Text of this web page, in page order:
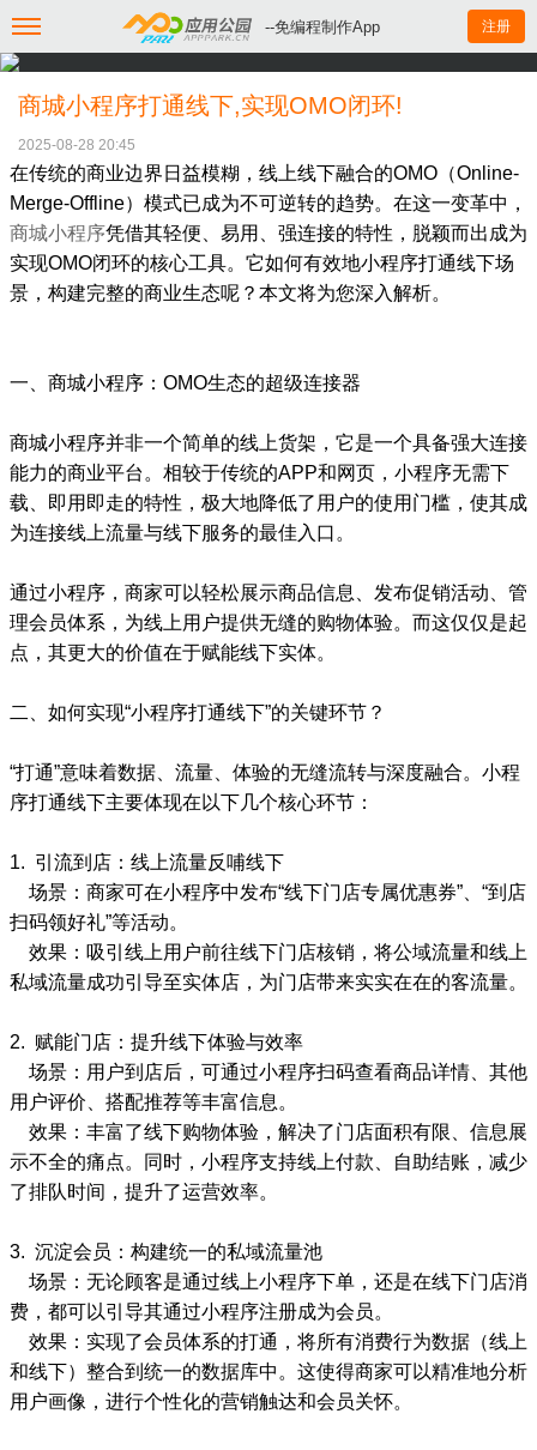
--免编程制作App 注册
商城小程序打通线下,实现OMO闭环!
2025-08-28 20:45
在传统的商业边界日益模糊，线上线下融合的OMO（Online-
Merge-Offline）模式已成为不可逆转的趋势。在这一变革中，
商城小程序凭借其轻便、易用、强连接的特性，脱颖而出成为
实现OMO闭环的核心工具。它如何有效地小程序打通线下场
景，构建完整的商业生态呢？本文将为您深入解析。
一、商城小程序：OMO生态的超级连接器
商城小程序并非一个简单的线上货架，它是一个具备强大连接
能力的商业平台。相较于传统的APP和网页，小程序无需下
载、即用即走的特性，极大地降低了用户的使用门槛，使其成
为连接线上流量与线下服务的最佳入口。
通过小程序，商家可以轻松展示商品信息、发布促销活动、管
理会员体系，为线上用户提供无缝的购物体验。而这仅仅是起
点，其更大的价值在于赋能线下实体。
二、如何实现“小程序打通线下”的关键环节？
“打通”意味着数据、流量、体验的无缝流转与深度融合。小程
序打通线下主要体现在以下几个核心环节：
1. 引流到店：线上流量反哺线下
场景：商家可在小程序中发布“线下门店专属优惠券”、“到店
扫码领好礼”等活动。
效果：吸引线上用户前往线下门店核销，将公域流量和线上
私域流量成功引导至实体店，为门店带来实实在在的客流量。
2. 赋能门店：提升线下体验与效率
场景：用户到店后，可通过小程序扫码查看商品详情、其他
用户评价、搭配推荐等丰富信息。
效果：丰富了线下购物体验，解决了门店面积有限、信息展
示不全的痛点。同时，小程序支持线上付款、自助结账，减少
了排队时间，提升了运营效率。
3. 沉淀会员：构建统一的私域流量池
场景：无论顾客是通过线上小程序下单，还是在线下门店消
费，都可以引导其通过小程序注册成为会员。
效果：实现了会员体系的打通，将所有消费行为数据（线上
和线下）整合到统一的数据库中。这使得商家可以精准地分析
用户画像，进行个性化的营销触达和会员关怀。